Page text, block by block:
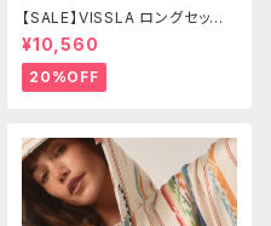
【SALE】VISSLA ロングセッツ
21 サーフパンツ 水着 ヴィスラ
ボードショーツ
¥10,560
20%OFF